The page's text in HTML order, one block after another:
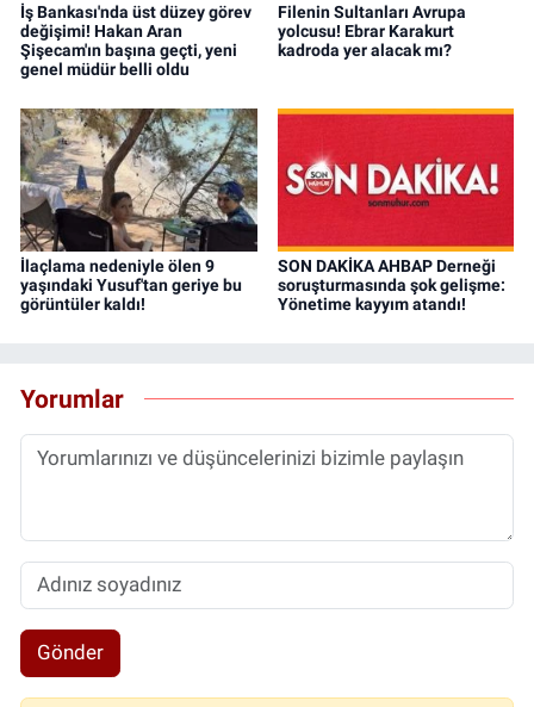
İş Bankası'nda üst düzey görev
değişimi! Hakan Aran
Şişecam'ın başına geçti, yeni
genel müdür belli oldu
Filenin Sultanları Avrupa
yolcusu! Ebrar Karakurt
kadroda yer alacak mı?
İlaçlama nedeniyle ölen 9
yaşındaki Yusuf'tan geriye bu
görüntüler kaldı!
SON DAKİKA AHBAP Derneği
soruşturmasında şok gelişme:
Yönetime kayyım atandı!
Yorumlar
Gönder